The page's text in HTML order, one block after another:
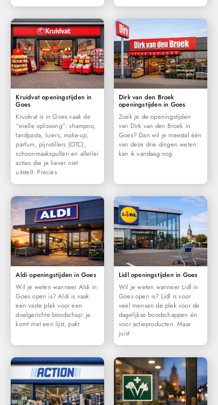
Kruidvat openingstijden in
Goes
Kruidvat is in Goes vaak de
“snelle oplossing”: shampoo,
tandpasta, luiers, make-up,
parfum, pijnstillers (OTC),
schoonmaakspullen en allerlei
acties die je liever niet
uitstelt. Precies
Dirk van den Broek
openingstijden in Goes
Zoek je de openingstijden
van Dirk van den Broek in
Goes? Dan wil je meestal één
van deze drie dingen weten:
kan ik vandaag nog
Aldi openingstijden in Goes
Wil je weten wanneer Aldi in
Goes open is? Aldi is vaak
een vaste plek voor een
doelgerichte boodschap: je
komt met een lijst, pakt
Lidl openingstijden in Goes
Wil je weten wanneer Lidl in
Goes open is? Lidl is voor
veel mensen de plek voor de
dagelijkse boodschappen én
voor actieproducten. Maar
juist